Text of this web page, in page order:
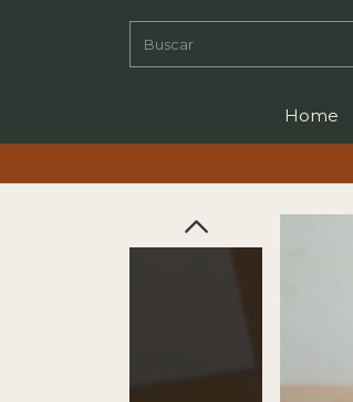
Home